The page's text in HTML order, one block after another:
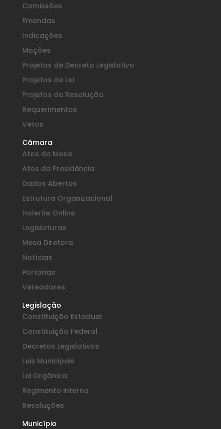
Comissões
Emendas
Indicações
Moções
Projetos de Decreto Legislativo
Projetos de Lei
Projetos de Resolução
Requerimentos
Vetos
Câmara
Atos da Mesa
Atos da Presidência
Dados Abertos
Estrutura Organizacional
Holerite Online
Legislaturas
Mesa Diretora
Notícias
Portarias
Vereadores
Legislação
Constituição Estadual
Constituição Federal
Decretos Legislativos
Leis Municipais
Lei Orgânica
Regimento interno
Resoluções
Município